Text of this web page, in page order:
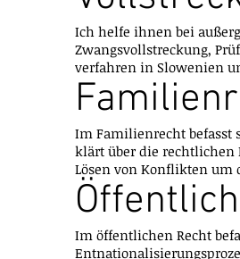
Ich helfe ihnen bei
Zwangsvollstreckung,
verfahren in Slowenien
Im Familienrecht befasst
klärt über die rechtlichen
Lösen von Konflikten um
Im öffentlichen Recht